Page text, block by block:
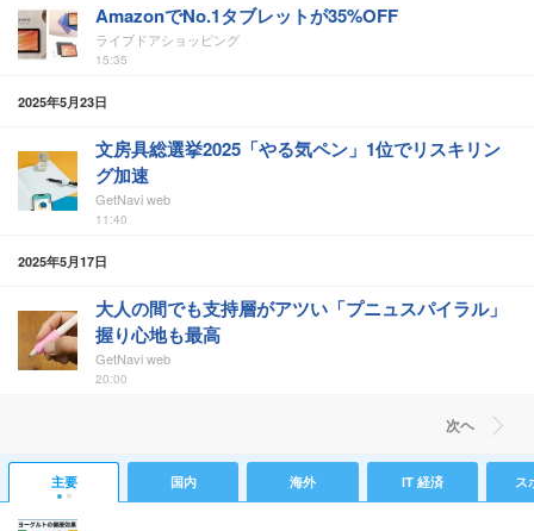
AmazonでNo.1タブレットが35%OFF
ライブドアショッピング
15:35
2025年5月23日
文房具総選挙2025「やる気ペン」1位でリスキリン
グ加速
GetNavi web
11:40
2025年5月17日
大人の間でも支持層がアツい「プニュスパイラル」
握り心地も最高
GetNavi web
20:00
次ヘ
主要 国内 海外 IT 経済 ス